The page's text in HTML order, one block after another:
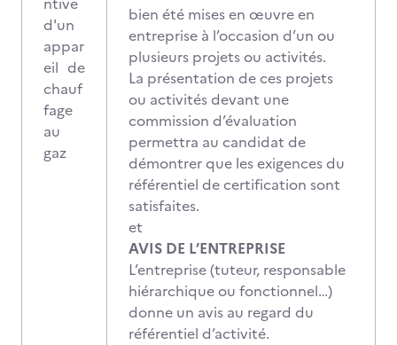
d'un
appar
eil de
chauf
fage
au
gaz
bien été mises en œuvre en
entreprise à l’occasion d’un ou
plusieurs projets ou activités.
La présentation de ces projets
ou activités devant une
commission d’évaluation
permettra au candidat de
démontrer que les exigences du
référentiel de certification sont
satisfaites.
et
AVIS DE L’ENTREPRISE
L’entreprise (tuteur, responsable
hiérarchique ou fonctionnel…)
donne un avis au regard du
référentiel d’activité.